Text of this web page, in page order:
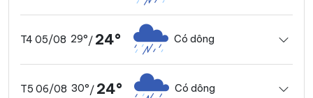
T4 05/08 29°/ 24° Có dông
T5 06/08 30°/ 24° Có dông